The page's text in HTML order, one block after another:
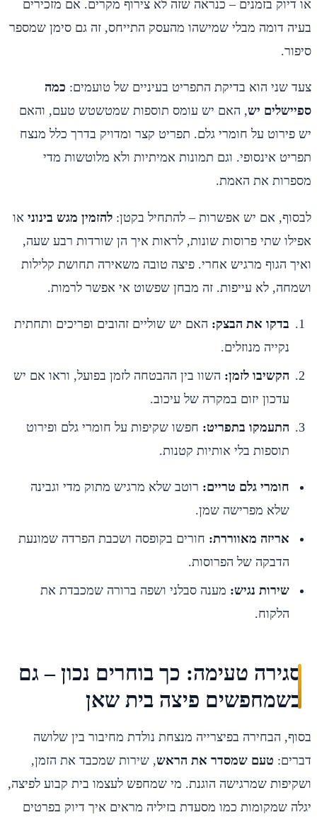
או דיוק בזמנים – כנראה שזה לא צירוף מקרים. אם מזכירים
בעיה דומה מבלי שמישהו מהעסק התייחס, זה גם סימן שמספר
סיפור.
צעד שני הוא בדיקת התפריט בעיניים של טועמים: כמה
ספיישלים יש, האם יש עומס תוספות שמטשטש טעם, והאם
יש פירוט על חומרי גלם. תפריט קצר ומדויק בדרך כלל מנצח
תפריט אינסופי. וגם תמונות אמיתיות ולא מלוטשות מדי
מספרות את האמת.
לבסוף, אם יש אפשרות – להתחיל בקטן: להזמין מגש בינוני או
אפילו שתי פרוסות שונות, לראות איך הן שורדות רבע שעה,
ואיך הגוף מרגיש אחרי. פיצה טובה משאירה תחושת קלילות
ושמחה, לא עייפות. זה מבחן שפשוט אי אפשר לרמות.
בדקו את הבצק: האם יש שוליים זהובים ופריכים ותחתית
נקייה מנוזלים.
הקשיבו לזמן: השוו בין ההבטחה לזמן בפועל, וראו אם יש
עדכון יזום במקרה של עיכוב.
התעמקו בתפריט: חפשו שקיפות על חומרי גלם ופירוט
תוספות בלי אותיות קטנות.
חומרי גלם טריים: רוטב שלא מרגיש מתוק מדי וגבינה
שלא מפרישה שמן.
אריזה מאווררת: חורים בקופסה ושכבת הפרדה שמונעת
הדבקה של הפרוסות.
שירות נגיש: מענה סבלני ושפה ברורה שמכבדת את
הלקוח.
סגירה טעימה: כך בוחרים נכון – גם
כשמחפשים פיצה בית שאן
בסוף, הבחירה בפיצרייה מנצחת נולדת מחיבור בין שלושה
דברים: טעם שמסדר את הראש, שירות שמכבד את הזמן,
ושקיפות שמרגישה הוגנת. מי שמחפש לעצמו בית קבוע לפיצה,
יגלה שמקומות כמו מסעדת בזיליה מראים איך דיוק בפרטים